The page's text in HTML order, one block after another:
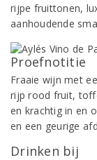
rijpe fruittonen,
aanhoudende
Proefnotitie
Fraaie wijn met
rijp rood fruit,
en krachtig in en
en een geurige
Drinken bij